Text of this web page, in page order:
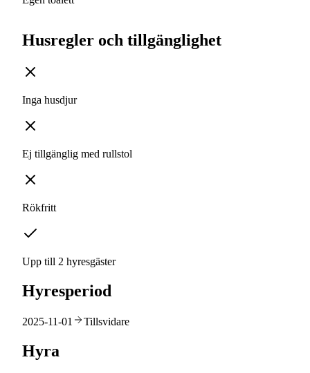
Husregler och tillgänglighet
Inga husdjur
Ej tillgänglig med rullstol
Rökfritt
Upp till 2 hyresgäster
Hyresperiod
2025-11-01 Tillsvidare
Hyra